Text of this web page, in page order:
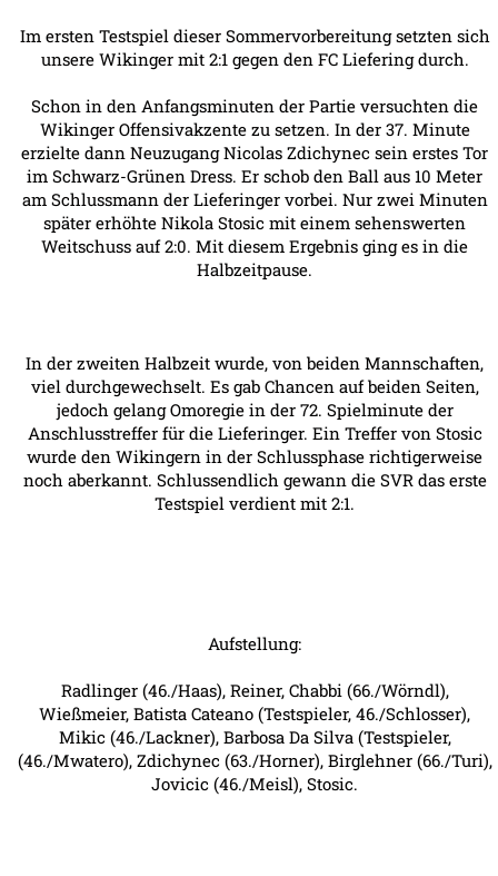
Im ersten Testspiel dieser Sommervorbereitung setzten sich
unsere Wikinger mit 2:1 gegen den FC Liefering durch.
Schon in den Anfangsminuten der Partie versuchten die
Wikinger Offensivakzente zu setzen. In der 37. Minute
erzielte dann Neuzugang Nicolas Zdichynec sein erstes Tor
im Schwarz-Grünen Dress. Er schob den Ball aus 10 Meter
am Schlussmann der Lieferinger vorbei. Nur zwei Minuten
später erhöhte Nikola Stosic mit einem sehenswerten
Weitschuss auf 2:0. Mit diesem Ergebnis ging es in die
Halbzeitpause.
In der zweiten Halbzeit wurde, von beiden Mannschaften,
viel durchgewechselt. Es gab Chancen auf beiden Seiten,
jedoch gelang Omoregie in der 72. Spielminute der
Anschlusstreffer für die Lieferinger. Ein Treffer von Stosic
wurde den Wikingern in der Schlussphase richtigerweise
noch aberkannt. Schlussendlich gewann die SVR das erste
Testspiel verdient mit 2:1.
Aufstellung:
Radlinger (46./Haas), Reiner, Chabbi (66./Wörndl),
Wießmeier, Batista Cateano (Testspieler, 46./Schlosser),
Mikic (46./Lackner), Barbosa Da Silva (Testspieler,
(46./Mwatero), Zdichynec (63./Horner), Birglehner (66./Turi),
Jovicic (46./Meisl), Stosic.